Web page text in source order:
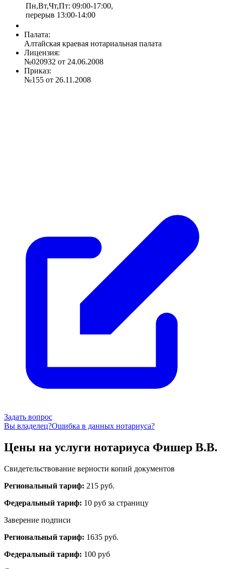
Пн,Вт,Чт,Пт: 09:00-17:00,
перерыв 13:00-14:00
Палата:
Алтайская краевая нотариальная палата
Лицензия:
№020932 от 24.06.2008
Приказ:
№155 от 26.11.2008
Задать вопрос
Вы владелец?Ошибка в данных нотариуса?
Цены на услуги нотариуса Фишер В.В.
Свидетельствование верности копий документов
Региональный тариф: 215 руб.
Федеральный тариф: 10 руб за страницу
Заверение подписи
Региональный тариф: 1635 руб.
Федеральный тариф: 100 руб